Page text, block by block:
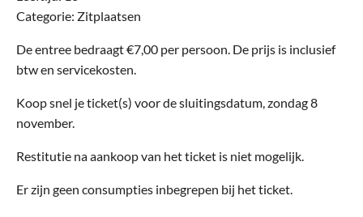
Categorie: Zitplaatsen
De entree bedraagt €7,00 per persoon. De prijs is inclusief
btw en servicekosten.
Koop snel je ticket(s) voor de sluitingsdatum, zondag 8
november.
Restitutie na aankoop van het ticket is niet mogelijk.
Er zijn geen consumpties inbegrepen bij het ticket.